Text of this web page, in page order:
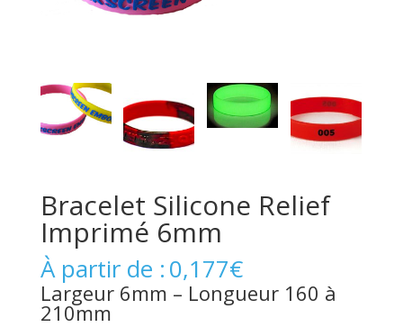
Bracelet Silicone Relief
Imprimé 6mm
À partir de :0,177€
Largeur 6mm – Longueur 160 à
210mm